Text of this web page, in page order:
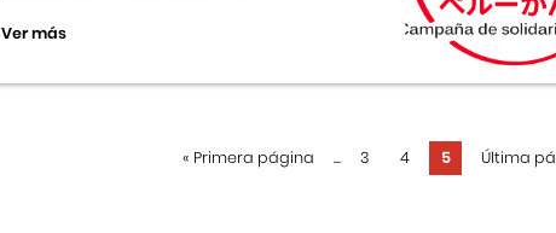
Ver más
« Primera página ... 3 4 5 Última